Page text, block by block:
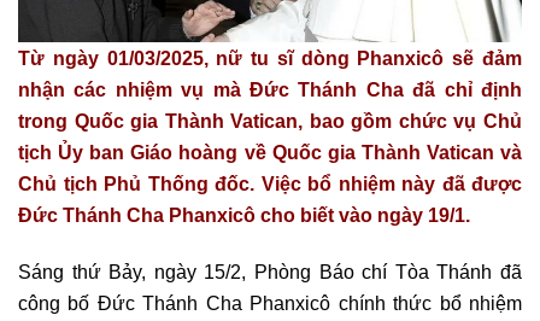
Từ ngày 01/03/2025, nữ tu sĩ dòng Phanxicô sẽ đảm
nhận các nhiệm vụ mà Đức Thánh Cha đã chỉ định
trong Quốc gia Thành Vatican, bao gồm chức vụ Chủ
tịch Ủy ban Giáo hoàng về Quốc gia Thành Vatican và
Chủ tịch Phủ Thống đốc. Việc bổ nhiệm này đã được
Đức Thánh Cha Phanxicô cho biết vào ngày 19/1.
Sáng thứ Bảy, ngày 15/2, Phòng Báo chí Tòa Thánh đã
công bố Đức Thánh Cha Phanxicô chính thức bổ nhiệm